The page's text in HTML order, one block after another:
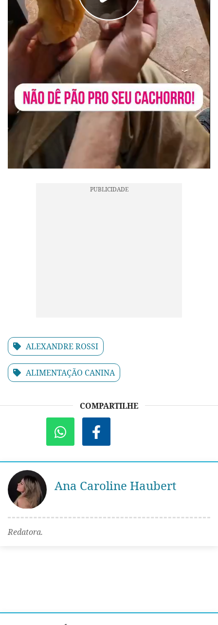
ALEXANDRE ROSSI
ALIMENTAÇÃO CANINA
COMPARTILHE
Ana Caroline Haubert
Redatora.